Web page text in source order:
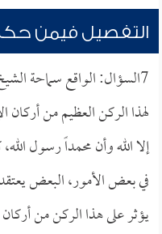
التفصيل فيمن حكم
7السؤال: الواقع سماحة
لهذا الركن العظيم من أركان
إلا الله وأن محمداً رسول
في بعض الأمور، البعض
يؤثر على هذا الركن من